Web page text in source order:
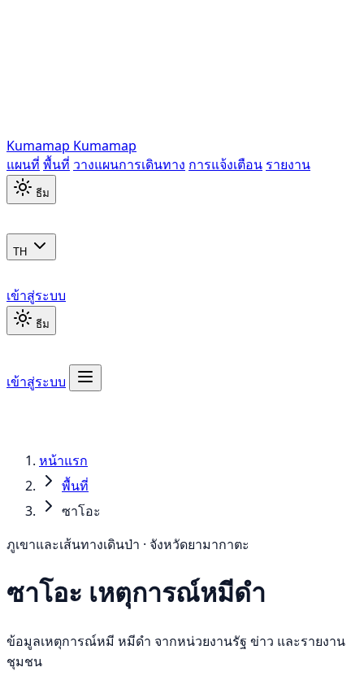
Kumamap Kumamap
แผนที่ พื้นที่ วางแผนการเดินทาง การแจ้งเตือน รายงาน
ธีม
TH
เข้าสู่ระบบ
ธีม
เข้าสู่ระบบ
หน้าแรก
พื้นที่
ซาโอะ
ภูเขาและเส้นทางเดินป่า · จังหวัดยามากาตะ
ซาโอะ เหตุการณ์หมีดำ
ข้อมูลเหตุการณ์หมี หมีดำ จากหน่วยงานรัฐ ข่าว และรายงาน
ชุมชน